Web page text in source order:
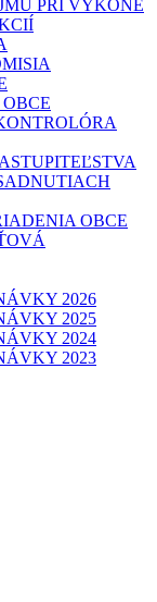
PRI VÝKONE
OBCE
2026
2025
2024
2023